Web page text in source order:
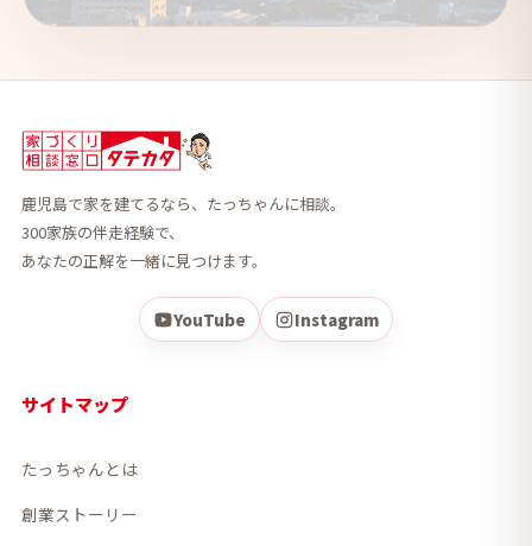
鹿児島で家を建てるなら、たっちゃんに相談。
300家族の伴走経験で、
あなたの正解を一緒に見つけます。
YouTube Instagram
サイトマップ
たっちゃんとは
創業ストーリー